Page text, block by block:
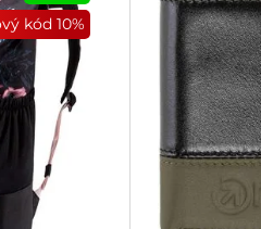
kód 10%